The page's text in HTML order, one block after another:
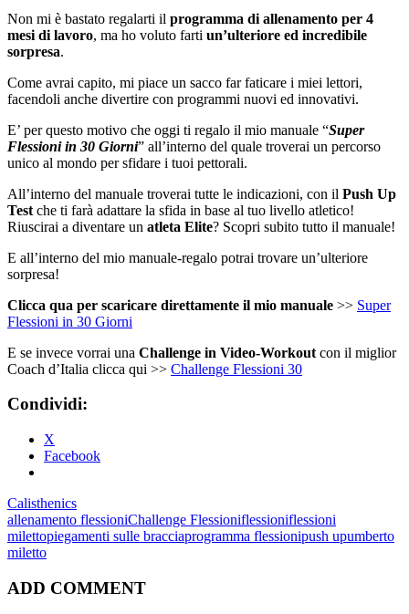
Non mi è bastato regalarti il programma di allenamento per 4
mesi di lavoro, ma ho voluto farti un’ulteriore ed incredibile
sorpresa.
Come avrai capito, mi piace un sacco far faticare i miei lettori,
facendoli anche divertire con programmi nuovi ed innovativi.
E’ per questo motivo che oggi ti regalo il mio manuale “Super
Flessioni in 30 Giorni” all’interno del quale troverai un percorso
unico al mondo per sfidare i tuoi pettorali.
All’interno del manuale troverai tutte le indicazioni, con il Push Up
Test che ti farà adattare la sfida in base al tuo livello atletico!
Riuscirai a diventare un atleta Elite? Scopri subito tutto il manuale!
E all’interno del mio manuale-regalo potrai trovare un’ulteriore
sorpresa!
Clicca qua per scaricare direttamente il mio manuale >> Super
Flessioni in 30 Giorni
E se invece vorrai una Challenge in Video-Workout con il miglior
Coach d’Italia clicca qui >> Challenge Flessioni 30
Condividi:
X
Facebook
Calisthenics
allenamento flessioniChallenge Flessioniflessioniflessioni
milettopiegamenti sulle bracciaprogramma flessionipush upumberto
miletto
ADD COMMENT